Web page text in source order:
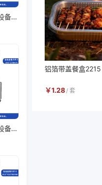
立式真空贴体包装设备260*180一出四
立式真空贴体包装设备260*180一出二
铝箔带盖餐盒2215
￥1.28/ 套